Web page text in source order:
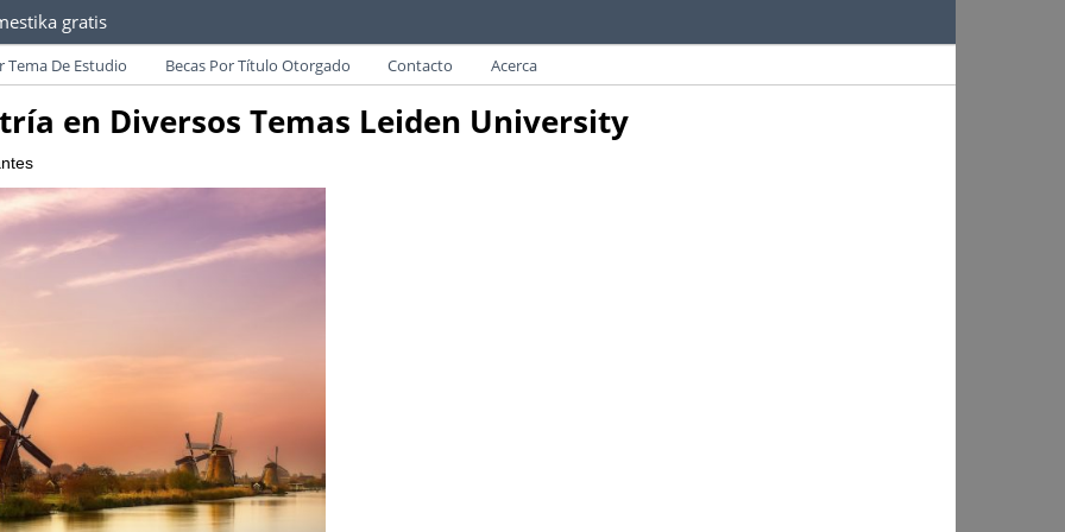
gratis
convocatorias y requisitos de becas para Paraguayos.
Tema De Estudio Becas Por Título Otorgado Contacto Acerca
en Diversos Temas Leiden University